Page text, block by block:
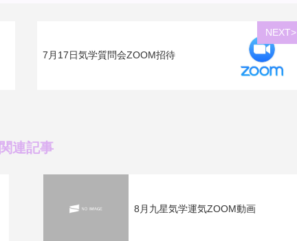
NEXT>
7月17日気学質問会ZOOM招待
関連記事
8月九星気学運気ZOOM動画